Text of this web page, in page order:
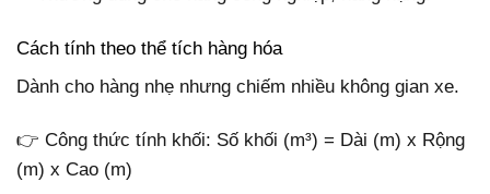
Cách tính theo thể tích hàng hóa
Dành cho hàng nhẹ nhưng chiếm nhiều không gian xe.
👉 Công thức tính khối: Số khối (m³) = Dài (m) x Rộng
(m) x Cao (m)